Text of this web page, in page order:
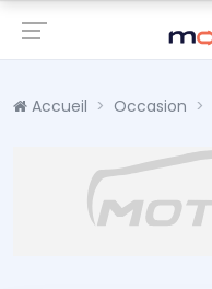
Accueil Occasion